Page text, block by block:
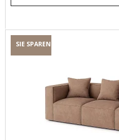
SIE SPAREN